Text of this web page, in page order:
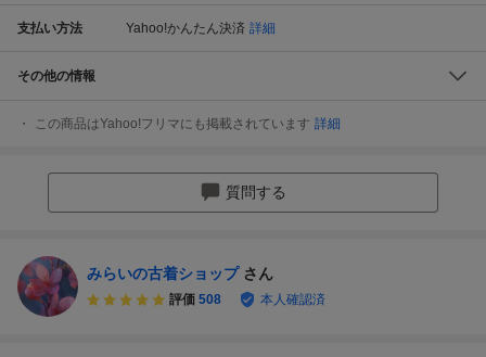
支払い方法 Yahoo!かんたん決済 詳細
その他の情報
この商品はYahoo!フリマにも掲載されています 詳細
質問する
みらいの古着ショップ さん
評価 508 本人確認済